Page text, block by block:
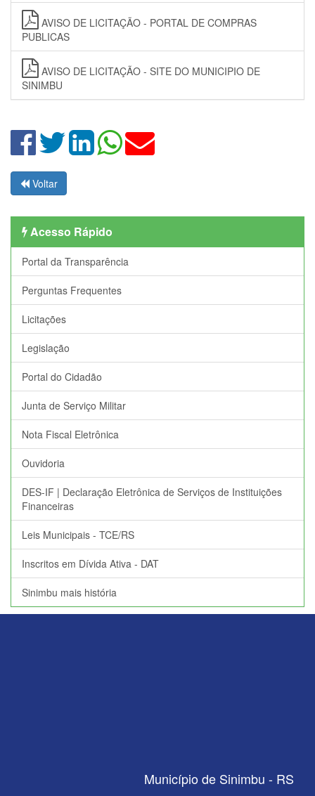
AVISO DE LICITAÇÃO - PORTAL DE COMPRAS
PUBLICAS
AVISO DE LICITAÇÃO - SITE DO MUNICIPIO DE
SINIMBU
Voltar
Acesso Rápido
Portal da Transparência
Perguntas Frequentes
Licitações
Legislação
Portal do Cidadão
Junta de Serviço Militar
Nota Fiscal Eletrônica
Ouvidoria
DES-IF | Declaração Eletrônica de Serviços de Instituições
Financeiras
Leis Municipais - TCE/RS
Inscritos em Dívida Ativa - DAT
Sinimbu mais história
Município de Sinimbu - RS